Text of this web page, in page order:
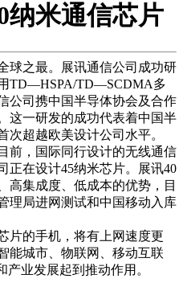
纳米通信芯片
之最。展讯通信公司成功研
TD—HSPA/TD—SCDMA多
公司携中国半导体协会及合作
这一研发的成功代表着中国半
次超越欧美设计公司水平。
，国际同行设计的无线通信
正在设计45纳米芯片。展讯40
高集成度、低成本的优势，目
理局进网测试和中国移动入库
的手机，将有上网速度更
能城市、物联网、移动互联
产业发展起到推动作用。